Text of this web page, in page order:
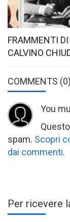
FRAMMENTI DI
CALVINO
COMMENTS (0)
You
spam. Scopri
dai commenti.
Per ricevere